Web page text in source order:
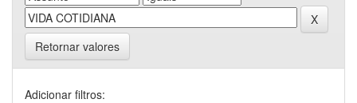
Retornar valores
Adicionar filtros: